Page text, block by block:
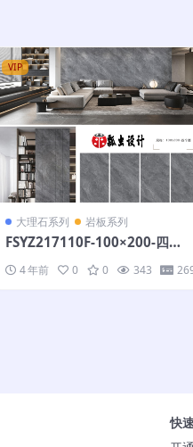
VIP
大理石系列 岩板系列
FSYZ217110F-100×200-四个
4 年前 0 0 343
快